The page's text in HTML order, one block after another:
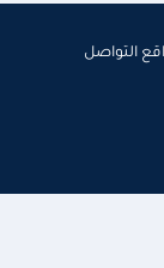
التواصل